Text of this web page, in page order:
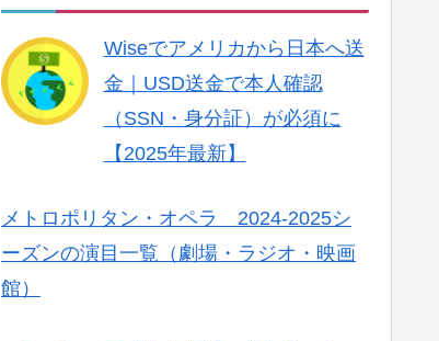
Wiseでアメリカから日本へ送
金｜USD送金で本人確認
（SSN・身分証）が必須に
【2025年最新】
メトロポリタン・オペラ 2024-2025シ
ーズンの演目一覧（劇場・ラジオ・映画
館）